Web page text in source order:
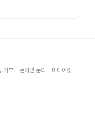
거부 온라인 문의 미디어킷